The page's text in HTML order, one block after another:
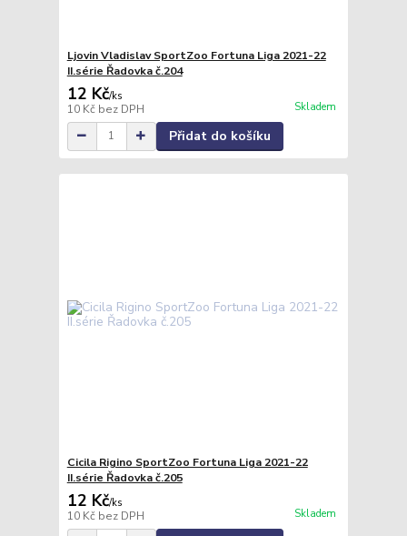
Ljovin Vladislav SportZoo Fortuna Liga 2021-22
II.série Řadovka č.204
12 Kč/ks
10 Kč bez DPH Skladem
Přidat do košíku
Cicila Rigino SportZoo Fortuna Liga 2021-22
II.série Řadovka č.205
12 Kč/ks
10 Kč bez DPH Skladem